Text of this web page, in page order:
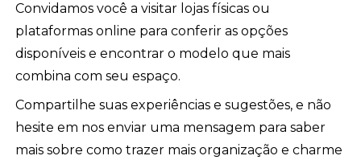
Convidamos você a visitar lojas físicas ou
plataformas online para conferir as opções
disponíveis e encontrar o modelo que mais
combina com seu espaço.
Compartilhe suas experiências e sugestões, e não
hesite em nos enviar uma mensagem para saber
mais sobre como trazer mais organização e charme